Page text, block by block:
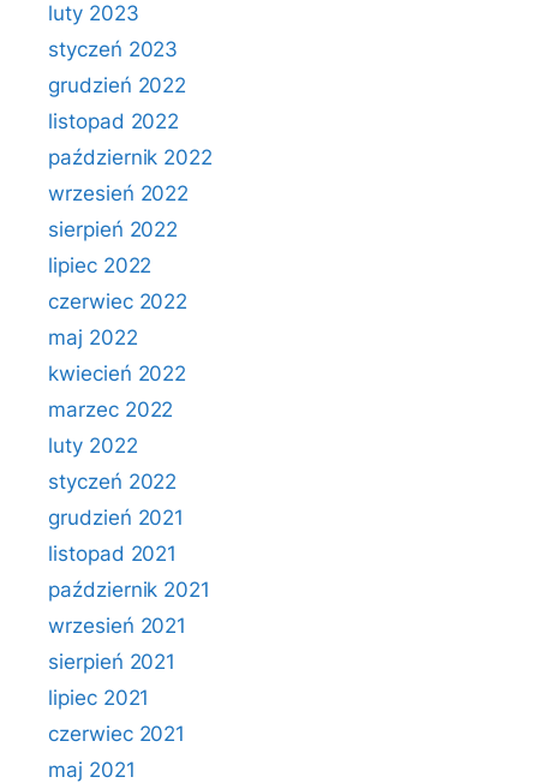
luty 2023
styczeń 2023
grudzień 2022
listopad 2022
październik 2022
wrzesień 2022
sierpień 2022
lipiec 2022
czerwiec 2022
maj 2022
kwiecień 2022
marzec 2022
luty 2022
styczeń 2022
grudzień 2021
listopad 2021
październik 2021
wrzesień 2021
sierpień 2021
lipiec 2021
czerwiec 2021
maj 2021